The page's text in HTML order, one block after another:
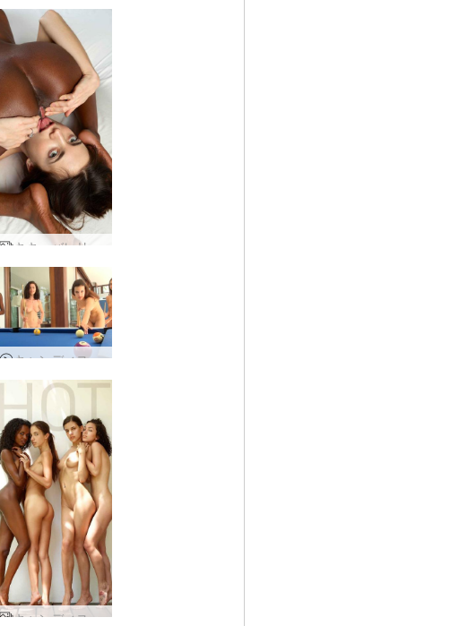
キャンディス、エンジェリー、キキバレリー 裸のビリヤード
キャンディス エンジェリー バレリー キキ ポーズ